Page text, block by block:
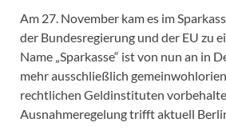
Am 27. November kam es im
der Bundesregierung und der EU zu
Name „Sparkasse“ ist von nun an in
mehr ausschließlich
rechtlichen Geldinstituten
Ausnahmeregelung trifft aktuell